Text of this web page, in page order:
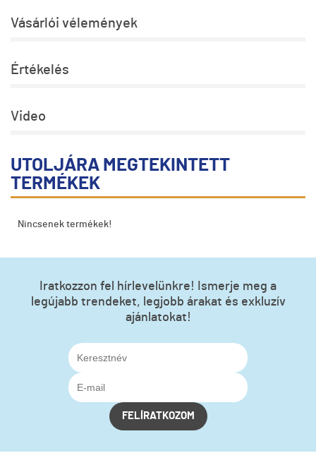
Vásárlói vélemények
Értékelés
Video
UTOLJÁRA MEGTEKINTETT
TERMÉKEK
Nincsenek termékek!
Iratkozzon fel hírlevelünkre! Ismerje meg a
legújabb trendeket, legjobb árakat és exkluzív
ajánlatokat!
FELÍRATKOZOM